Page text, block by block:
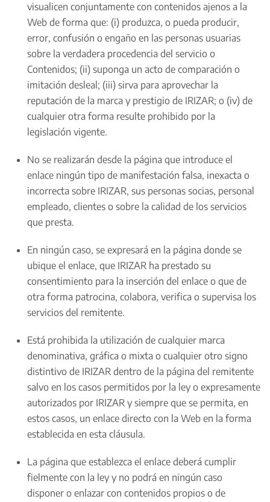
visualicen conjuntamente con contenidos ajenos a la
Web de forma que: (i) produzca, o pueda producir,
error, confusión o engaño en las personas usuarias
sobre la verdadera procedencia del servicio o
Contenidos; (ii) suponga un acto de comparación o
imitación desleal; (iii) sirva para aprovechar la
reputación de la marca y prestigio de IRIZAR; o (iv) de
cualquier otra forma resulte prohibido por la
legislación vigente.
No se realizarán desde la página que introduce el
enlace ningún tipo de manifestación falsa, inexacta o
incorrecta sobre IRIZAR, sus personas socias, personal
empleado, clientes o sobre la calidad de los servicios
que presta.
En ningún caso, se expresará en la página donde se
ubique el enlace, que IRIZAR ha prestado su
consentimiento para la inserción del enlace o que de
otra forma patrocina, colabora, verifica o supervisa los
servicios del remitente.
Está prohibida la utilización de cualquier marca
denominativa, gráfica o mixta o cualquier otro signo
distintivo de IRIZAR dentro de la página del remitente
salvo en los casos permitidos por la ley o expresamente
autorizados por IRIZAR y siempre que se permita, en
estos casos, un enlace directo con la Web en la forma
establecida en esta cláusula.
La página que establezca el enlace deberá cumplir
fielmente con la ley y no podrá en ningún caso
disponer o enlazar con contenidos propios o de